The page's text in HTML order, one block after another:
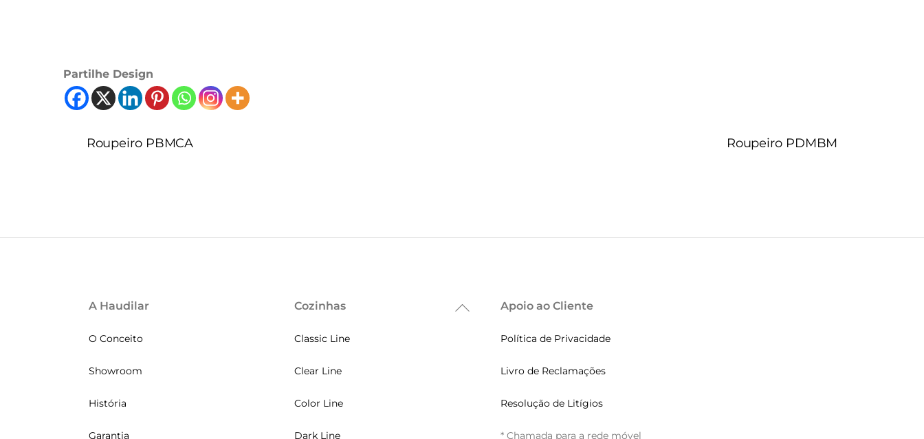
Partilhe Design
Roupeiro PBMCA Roupeiro PDMBM
Back
A Haudilar
O Conceito
Showroom
História
Garantia
Cozinhas
Classic Line
Clear Line
Color Line
Dark Line
Apoio ao Cliente
Política de Privacidade
Livro de Reclamações
Resolução de Litígios
* Chamada para a rede móvel